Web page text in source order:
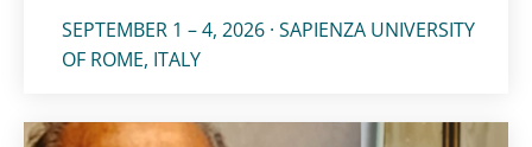
Titolo card:
SEPTEMBER 1 – 4, 2026 · SAPIENZA UNIVERSITY
OF ROME, ITALY